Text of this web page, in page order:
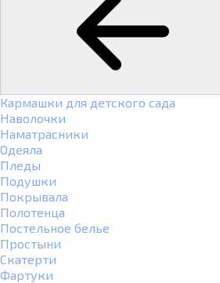
Кармашки для детского сада
Наволочки
Наматрасники
Одеяла
Пледы
Подушки
Покрывала
Полотенца
Постельное белье
Простыни
Скатерти
Фартуки